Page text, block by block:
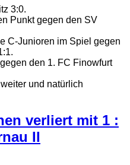
3:0.
Punkt gegen den SV
C-Junioren im Spiel gegen
den 1. FC Finowfurt
und natürlich
verliert mit 1 :
II